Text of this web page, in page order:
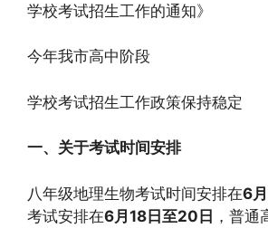
学校考试招生工作的通知》
今年我市高中阶段
学校考试招生工作政策保持稳定
一、关于考试时间安排
八年级地理生物考试时间安排在6
考试安排在6月18日至20日 ，普通